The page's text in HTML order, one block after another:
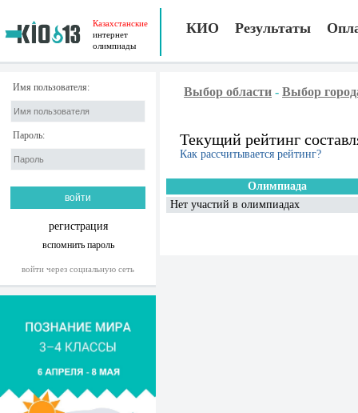
Казахстанские
интернет
олимпиады
КИО Результаты
Имя пользователя:
Пароль:
регистрация
вспомнить пароль
войти через социальную сеть
Выбор области - Выбор
Текущий рейтинг
Как рассчитывается рейтинг?
Олимпиада
Нет участий в олимпиадах